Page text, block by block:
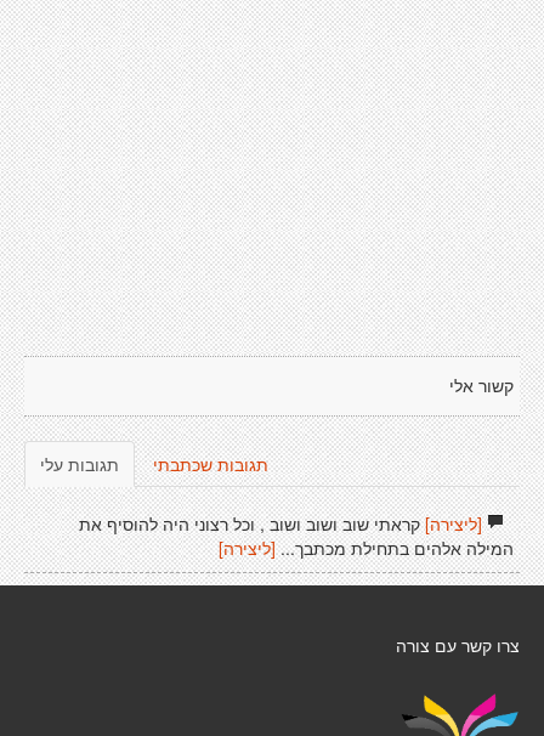
קשור אלי
תגובות עלי תגובות שכתבתי
[ליצירה]קראתי שוב ושוב ושוב , וכל רצוני היה להוסיף את
המילה אלהים בתחילת מכתבך...[ליצירה]
צרו קשר עם צורה